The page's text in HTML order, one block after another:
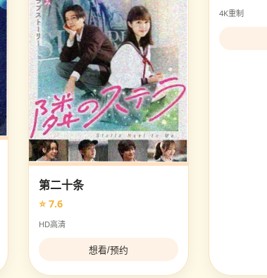
第二十条
⭐ 7.6
HD高清
想看/预约
4K重制